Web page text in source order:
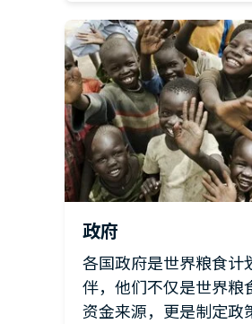
政府
各国政府是世界粮食计
伴，他们不仅是世界粮
资金来源，更是制定政